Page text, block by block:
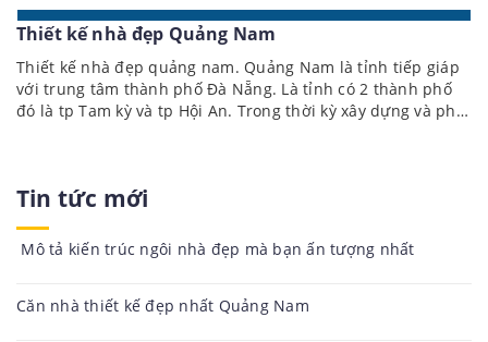
bạn – từ ý tưởng ban đầu đến ngôi nhà hoàn chỉnh, tối ưu
từng mét vuông cho cuộc sống hạnh phúc và trọn vẹn. TẠI
SAO NÊN CHỌN THIẾT KẾ NHÀ THAY VÌ TỰ XÂY DỰNG? Tối
ưu công năng: Bố trí hợp lý từng không gian, giúp...
Thiết kế nhà đẹp Quảng Nam
Thiết kế nhà đẹp quảng nam. Quảng Nam là tỉnh tiếp giáp
với trung tâm thành phố Đà Nẵng. Là tỉnh có 2 thành phố
đó là tp Tam kỳ và tp Hội An. Trong thời kỳ xây dựng và phát
trong những năm qua. Công ty thiết kế xây dựng nhà đẹp
mới lạ...
Tin tức mới
Mô tả kiến trúc ngôi nhà đẹp mà bạn ấn tượng nhất
Căn nhà thiết kế đẹp nhất Quảng Nam